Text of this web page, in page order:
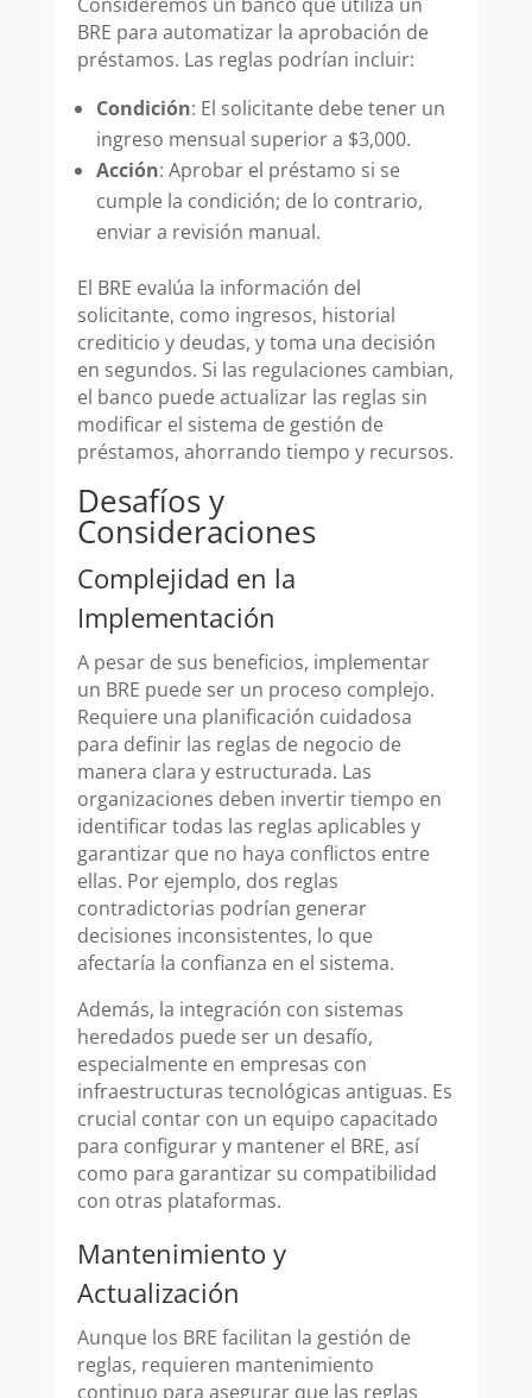
BRE para automatizar la aprobación de
préstamos. Las reglas podrían incluir:
Condición: El solicitante debe tener un
ingreso mensual superior a $3,000.
Acción: Aprobar el préstamo si se
cumple la condición; de lo contrario,
enviar a revisión manual.
El BRE evalúa la información del
solicitante, como ingresos, historial
crediticio y deudas, y toma una decisión
en segundos. Si las regulaciones cambian,
el banco puede actualizar las reglas sin
modificar el sistema de gestión de
préstamos, ahorrando tiempo y recursos.
Desafíos y
Consideraciones
Complejidad en la
Implementación
A pesar de sus beneficios, implementar
un BRE puede ser un proceso complejo.
Requiere una planificación cuidadosa
para definir las reglas de negocio de
manera clara y estructurada. Las
organizaciones deben invertir tiempo en
identificar todas las reglas aplicables y
garantizar que no haya conflictos entre
ellas. Por ejemplo, dos reglas
contradictorias podrían generar
decisiones inconsistentes, lo que
afectaría la confianza en el sistema.
Además, la integración con sistemas
heredados puede ser un desafío,
especialmente en empresas con
infraestructuras tecnológicas antiguas. Es
crucial contar con un equipo capacitado
para configurar y mantener el BRE, así
como para garantizar su compatibilidad
con otras plataformas.
Mantenimiento y
Actualización
Aunque los BRE facilitan la gestión de
reglas, requieren mantenimiento
continuo para asegurar que las reglas